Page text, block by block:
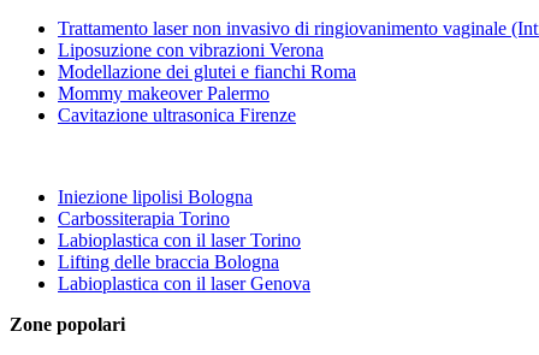
Trattamento laser non invasivo di ringiovanimento vaginale
Liposuzione con vibrazioni Verona
Modellazione dei glutei e fianchi Roma
Mommy makeover Palermo
Cavitazione ultrasonica Firenze
Iniezione lipolisi Bologna
Carbossiterapia Torino
Labioplastica con il laser Torino
Lifting delle braccia Bologna
Labioplastica con il laser Genova
Zone popolari